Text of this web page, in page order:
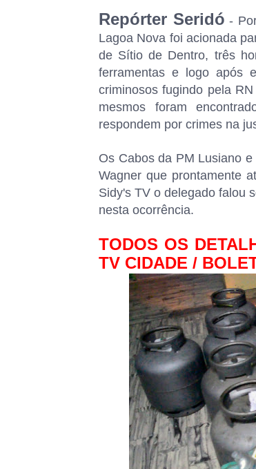
Repórter Seridó -
Lagoa Nova foi acionada
de Sítio de Dentro, três
ferramentas e logo após
criminosos fugindo pela
mesmos foram
respondem por crimes na
Os Cabos da PM Lusiano
Wagner que prontamente
Sidy's TV o delegado falou
nesta ocorrência.
TODOS OS
TV CIDADE /